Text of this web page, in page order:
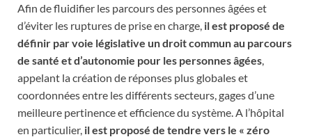
Afin de fluidifier les parcours des personnes âgées et
d’éviter les ruptures de prise en charge, il est proposé de
définir par voie législative un droit commun au parcours
de santé et d’autonomie pour les personnes âgées,
appelant la création de réponses plus globales et
coordonnées entre les différents secteurs, gages d’une
meilleure pertinence et efficience du système. A l’hôpital
en particulier, il est proposé de tendre vers le « zéro